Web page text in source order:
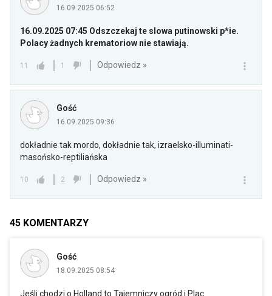
16.09.2025 06:52
16.09.2025 07:45 Odszczekaj te slowa putinowski p*ie.
Polacy żadnych krematoriow nie stawiają.
11 1 Odpowiedz »
Gość
16.09.2025 09:36
dokładnie tak mordo, dokładnie tak, izraelsko-illuminati-
masońsko-reptiliańska
10 2 Odpowiedz »
45 KOMENTARZY
Gość
18.09.2025 08:54
Jeśli chodzi o Holland to Tajemniczy ogród i Plac